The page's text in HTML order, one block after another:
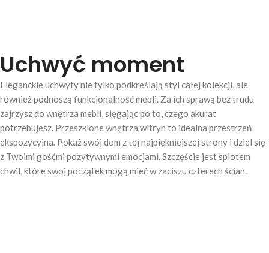
Uchwyć moment
Eleganckie uchwyty nie tylko podkreślają styl całej kolekcji, ale
również podnoszą funkcjonalność mebli. Za ich sprawą bez trudu
zajrzysz do wnętrza mebli, sięgając po to, czego akurat
potrzebujesz. Przeszklone wnętrza witryn to idealna przestrzeń
ekspozycyjna. Pokaż swój dom z tej najpiękniejszej strony i dziel się
z Twoimi gośćmi pozytywnymi emocjami. Szczęście jest splotem
chwil, które swój początek mogą mieć w zaciszu czterech ścian.